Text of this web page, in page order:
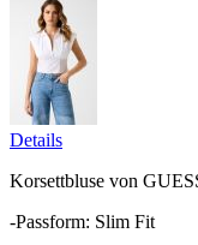
Details
Korsettbluse von
-Passform: Slim Fit